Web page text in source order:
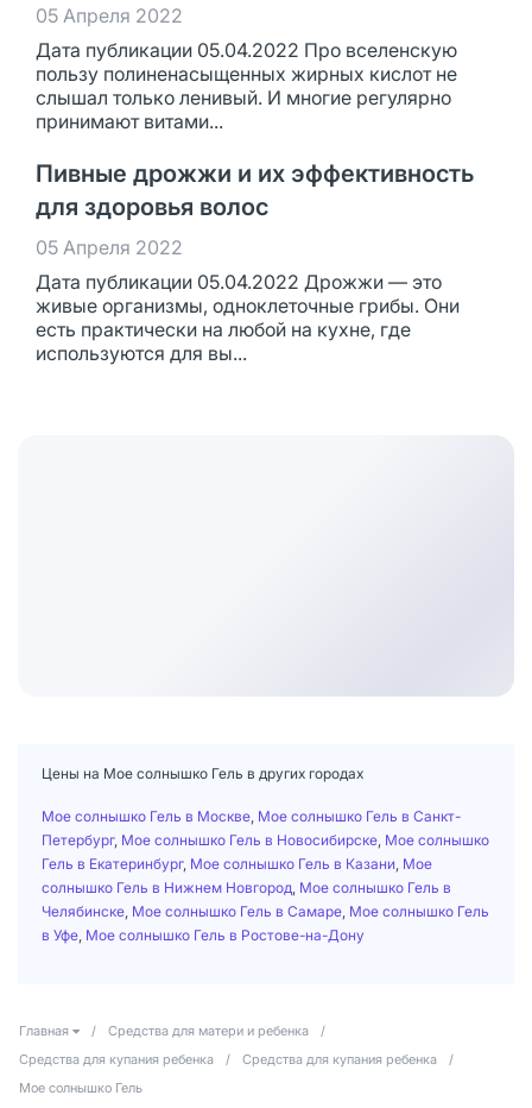
05 Апреля 2022
Дата публикации 05.04.2022 Про вселенскую
пользу полиненасыщенных жирных кислот не
слышал только ленивый. И многие регулярно
принимают витами...
Пивные дрожжи и их эффективность
для здоровья волос
05 Апреля 2022
Дата публикации 05.04.2022 Дрожжи — это
живые организмы, одноклеточные грибы. Они
есть практически на любой на кухне, где
используются для вы...
Цены на Мое солнышко Гель в других городах
Мое солнышко Гель в Москве Мое солнышко Гель в Санкт-
Петербург, Мое солнышко Гель в Новосибирске Мое солнышко
Гель в Екатеринбург, Мое солнышко Гель в Казани Мое
солнышко Гель в Нижнем Новгород Мое солнышко Гель в
Челябинске Мое солнышко Гель в Самаре Мое солнышко Гель
в Уфе Мое солнышко Гель в Ростове-на-Дону
Главная / Средства для матери и ребенка
/
Средства для купания ребенка
/ Средства для купания ребенка
/
Мое солнышко Гель